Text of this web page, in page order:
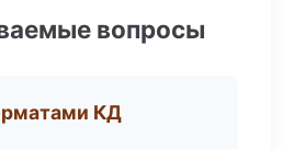
вопросы
КД